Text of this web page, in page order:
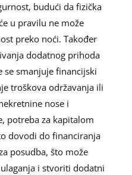
budući da fizička
u pravilu ne može
preko noći. Također
dodatnog prihoda
smanjuje financijski
troškova održavanja ili
nose i
potreba za kapitalom
dovodi do financiranja
posudba, što može
i stvoriti dodatni